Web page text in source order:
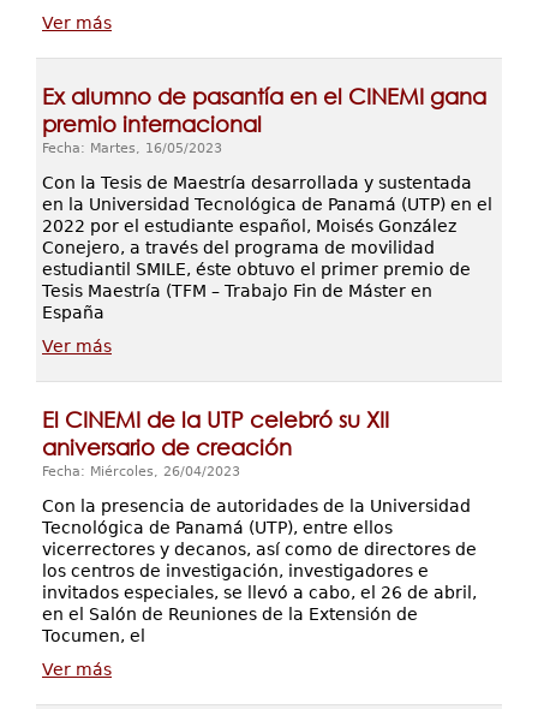
Ver más
Ex alumno de pasantía en el CINEMI gana
premio internacional
Fecha: Martes, 16/05/2023
Con la Tesis de Maestría desarrollada y sustentada
en la Universidad Tecnológica de Panamá (UTP) en el
2022 por el estudiante español, Moisés González
Conejero, a través del programa de movilidad
estudiantil SMILE, éste obtuvo el primer premio de
Tesis Maestría (TFM – Trabajo Fin de Máster en
España
Ver más
El CINEMI de la UTP celebró su XII
aniversario de creación
Fecha: Miércoles, 26/04/2023
Con la presencia de autoridades de la Universidad
Tecnológica de Panamá (UTP), entre ellos
vicerrectores y decanos, así como de directores de
los centros de investigación, investigadores e
invitados especiales, se llevó a cabo, el 26 de abril,
en el Salón de Reuniones de la Extensión de
Tocumen, el
Ver más